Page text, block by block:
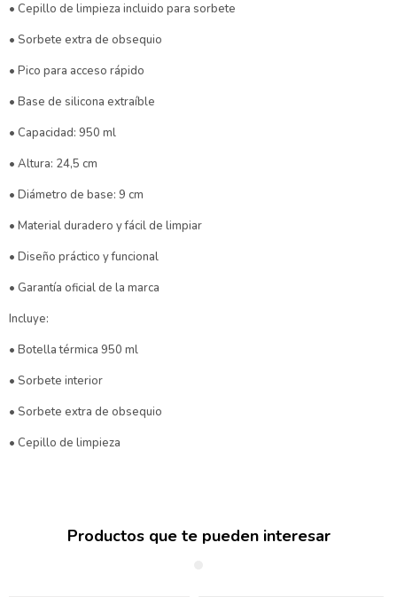
• Cepillo de limpieza incluido para sorbete
• Sorbete extra de obsequio
• Pico para acceso rápido
• Base de silicona extraíble
• Capacidad: 950 ml
• Altura: 24,5 cm
• Diámetro de base: 9 cm
• Material duradero y fácil de limpiar
• Diseño práctico y funcional
• Garantía oficial de la marca
Incluye:
• Botella térmica 950 ml
• Sorbete interior
• Sorbete extra de obsequio
• Cepillo de limpieza
Productos que te pueden interesar